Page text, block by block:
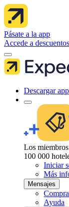
Pásate a la app
Accede a
Descargar app
Los
100 000
Iniciar
Más
Mensajes
Ayuda